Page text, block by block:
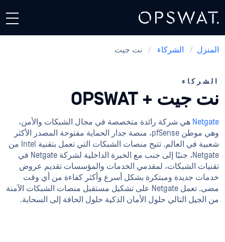
المنزل / الشركاء / نت جيت
الشركاء
نت جيت + OPSWAT
Netgate هي شركة رائدة متخصصة في مجال الشبكات والأمن،
وهي موطن pfSense، منصة جدار الحماية مفتوحة المصدر الأكثر
شعبية في العالم. تتيح منصات الشبكات التي تعمل بتقنية Intel من
Netgate، جنبًا إلى جنب مع الخبرة الداخلية لشركة Netgate في
تقنيات الشبكات، لمقدمي الخدمات والمؤسسات تقديم عروض
خدمات جديدة ومبتكرة بشكل أسرع وأكثر كفاءة من أي وقت
مضى. تعمل Netgate على تشكيل مستقبل منصات الشبكات الآمنة
من الجيل التالي حلول الأمان الذكية حلول الحافة إلى السحابة.